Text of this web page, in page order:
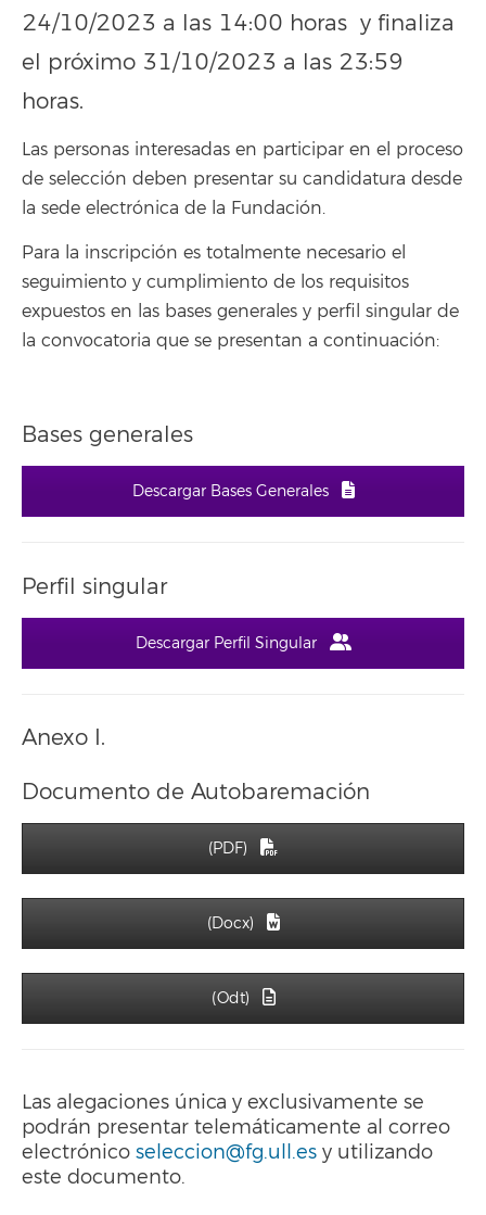
24/10/2023 a las 14:00 horas y finaliza
el próximo 31/10/2023 a las 23:59
horas.
Las personas interesadas en participar en el proceso
de selección deben presentar su candidatura desde
la sede electrónica de la Fundación.
Para la inscripción es totalmente necesario el
seguimiento y cumplimiento de los requisitos
expuestos en las bases generales y perfil singular de
la convocatoria que se presentan a continuación:
Bases generales
Descargar Bases Generales
Perfil singular
Descargar Perfil Singular
Anexo I.
Documento de Autobaremación
(PDF)
(Docx)
(Odt)
Las alegaciones única y exclusivamente se
podrán presentar telemáticamente al correo
electrónico seleccion@fg.ull.es y utilizando
este documento.